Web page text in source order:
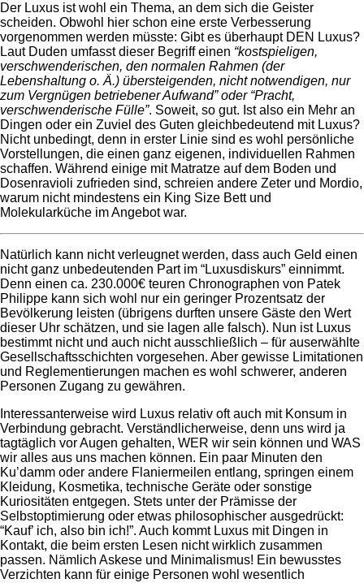
Der Luxus ist wohl ein Thema, an dem sich die Geister
scheiden. Obwohl hier schon eine erste Verbesserung
vorgenommen werden müsste: Gibt es überhaupt DEN Luxus?
Laut Duden umfasst dieser Begriff einen “kostspieligen,
verschwenderischen, den normalen Rahmen (der
Lebenshaltung o. Ä.) übersteigenden, nicht notwendigen, nur
zum Vergnügen betriebener Aufwand” oder “Pracht,
verschwenderische Fülle”. Soweit, so gut. Ist also ein Mehr an
Dingen oder ein Zuviel des Guten gleichbedeutend mit Luxus?
Nicht unbedingt, denn in erster Linie sind es wohl persönliche
Vorstellungen, die einen ganz eigenen, individuellen Rahmen
schaffen. Während einige mit Matratze auf dem Boden und
Dosenravioli zufrieden sind, schreien andere Zeter und Mordio,
warum nicht mindestens ein King Size Bett und
Molekularküche im Angebot war.
Natürlich kann nicht verleugnet werden, dass auch Geld einen
nicht ganz unbedeutenden Part im “Luxusdiskurs” einnimmt.
Denn einen ca. 230.000€ teuren Chronographen von Patek
Philippe kann sich wohl nur ein geringer Prozentsatz der
Bevölkerung leisten (übrigens durften unsere Gäste den Wert
dieser Uhr schätzen, und sie lagen alle falsch). Nun ist Luxus
bestimmt nicht und auch nicht ausschließlich – für auserwählte
Gesellschaftsschichten vorgesehen. Aber gewisse Limitationen
und Reglementierungen machen es wohl schwerer, anderen
Personen Zugang zu gewähren.
Interessanterweise wird Luxus relativ oft auch mit Konsum in
Verbindung gebracht. Verständlicherweise, denn uns wird ja
tagtäglich vor Augen gehalten, WER wir sein können und WAS
wir alles aus uns machen können. Ein paar Minuten den
Ku’damm oder andere Flaniermeilen entlang, springen einem
Kleidung, Kosmetika, technische Geräte oder sonstige
Kuriositäten entgegen. Stets unter der Prämisse der
Selbstoptimierung oder etwas philosophischer ausgedrückt:
“Kauf’ ich, also bin ich!”. Auch kommt Luxus mit Dingen in
Kontakt, die beim ersten Lesen nicht wirklich zusammen
passen. Nämlich Askese und Minimalismus! Ein bewusstes
Verzichten kann für einige Personen wohl wesentlich